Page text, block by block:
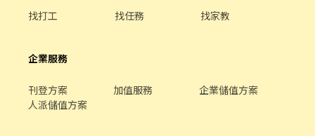
勤需穩定，嚴禁臨時請假。 歡迎訊息聯繫詳談‼️
找打工 找任務 找家教
企業服務
刊登方案 加值服務
企業儲值方案
人派儲值方案